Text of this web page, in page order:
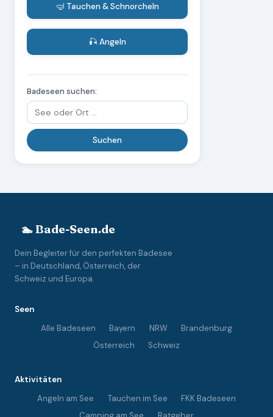
🤿 Tauchen & Schnorcheln
🎣 Angeln
Badeseen suchen:
🏊 Bade-Seen.de
Dein Begleiter für den perfekten Badesee
– in Deutschland, Österreich, der
Schweiz und Europa.
Seen
Alle Badeseen
Bayern NRW
Brandenburg
Österreich
Schweiz
Aktivitäten
Angeln am See
Tauchen im See
FKK Badeseen